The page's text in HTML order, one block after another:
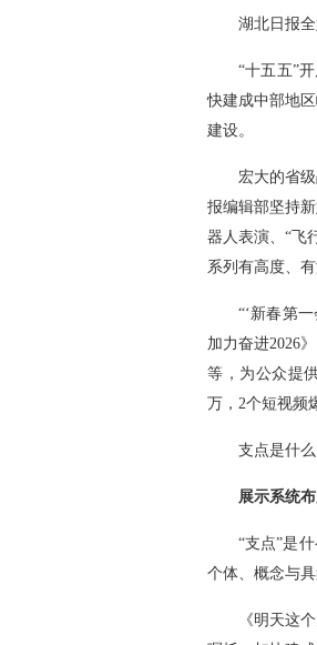
湖北日报
“十五五”
快建成中部地
建设。
宏大的省
报编辑部坚持
器人表演、“飞
系列有高度、
“‘新春第
加力奋进2026
等，为公众提
万，2个短视频
支点是什
展示系统
“支点”是
个体、概念与
《明天这